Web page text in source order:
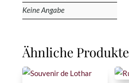
Keine Angabe
Ähnliche Produkte